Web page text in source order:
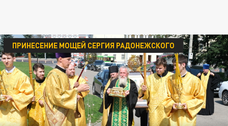
ПРИНЕСЕНИЕ МОЩЕЙ СЕРГИЯ РАДОНЕЖСКОГО